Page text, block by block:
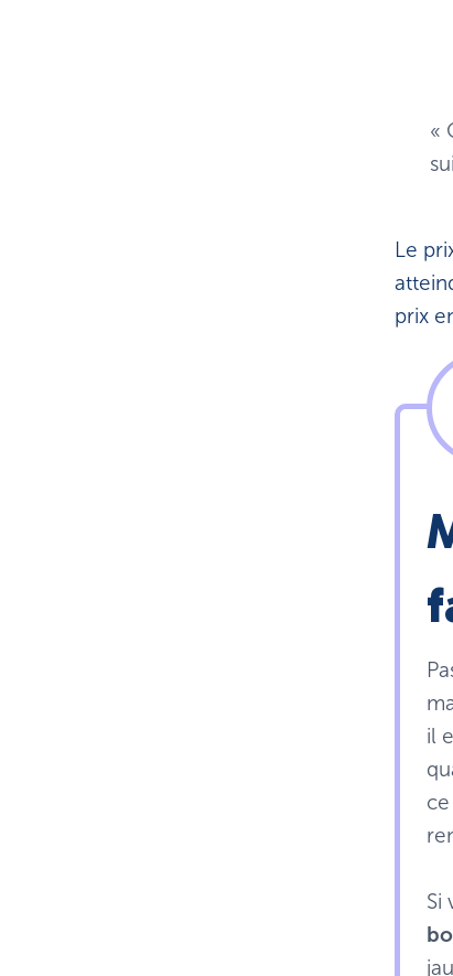
«
Le
prix
il
Si